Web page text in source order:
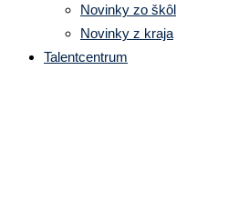
Novinky zo škôl
Novinky z kraja
Talentcentrum